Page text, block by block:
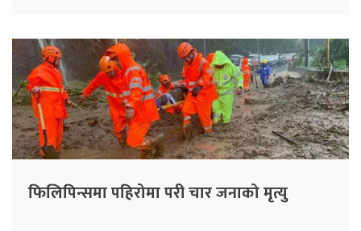
फिलिपिन्समा पहिरोमा परी चार जनाको मृत्यु